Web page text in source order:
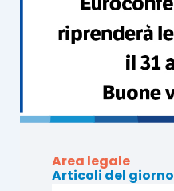
Area legale
Articoli del giorno